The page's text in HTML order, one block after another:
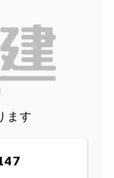
ます